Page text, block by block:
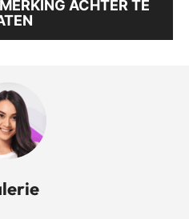
ACHTER TE